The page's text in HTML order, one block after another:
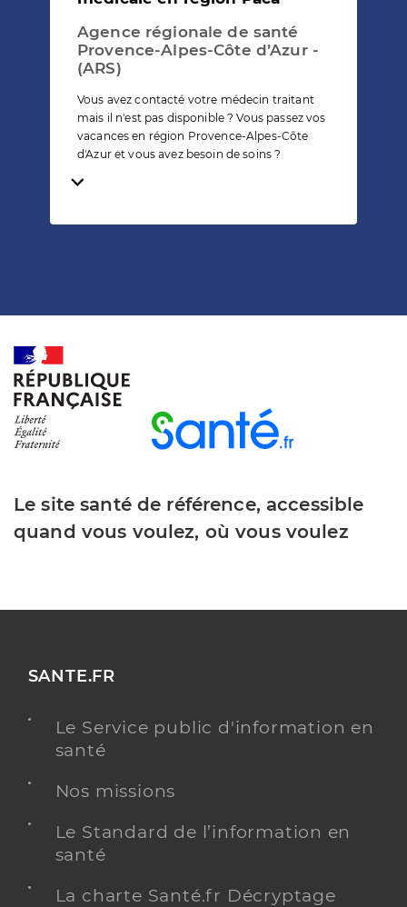
Agence régionale de santé
Provence-Alpes-Côte d’Azur -
(ARS)
Vous avez contacté votre médecin traitant
mais il n'est pas disponible ? Vous passez vos
vacances en région Provence-Alpes-Côte
d'Azur et vous avez besoin de soins ?
Temps de lecture
Le site santé de référence, accessible
quand vous voulez, où vous voulez
SANTE.FR
Le Service public d'information en
santé
Nos missions
Le Standard de l’information en
santé
La charte Santé.fr Décryptage